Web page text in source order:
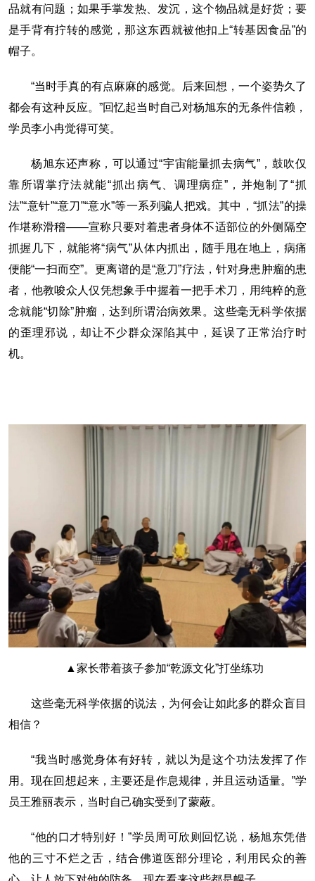
品就有问题；如果手掌发热、发沉，这个物品就是好货；要
是手背有拧转的感觉，那这东西就被他扣上“转基因食品”的
帽子。
“当时手真的有点麻麻的感觉。后来回想，一个姿势久了
都会有这种反应。”回忆起当时自己对杨旭东的无条件信赖，
学员李小冉觉得可笑。
杨旭东还声称，可以通过“宇宙能量抓去病气”，鼓吹仅
靠所谓掌疗法就能“抓出病气、调理病症”，并炮制了“抓
法”“意针”“意刀”“意水”等一系列骗人把戏。其中，“抓法”的操
作堪称滑稽——宣称只要对着患者身体不适部位的外侧隔空
抓握几下，就能将“病气”从体内抓出，随手甩在地上，病痛
便能“一扫而空”。更离谱的是“意刀”疗法，针对身患肿瘤的患
者，他教唆众人仅凭想象手中握着一把手术刀，用纯粹的意
念就能“切除”肿瘤，达到所谓治病效果。这些毫无科学依据
的歪理邪说，却让不少群众深陷其中，延误了正常治疗时
机。
▲家长带着孩子参加“乾源文化”打坐练功
这些毫无科学依据的说法，为何会让如此多的群众盲目
相信？
“我当时感觉身体有好转，就以为是这个功法发挥了作
用。现在回想起来，主要还是作息规律，并且运动适量。”学
员王雅丽表示，当时自己确实受到了蒙蔽。
“他的口才特别好！”学员周可欣则回忆说，杨旭东凭借
他的三寸不烂之舌，结合佛道医部分理论，利用民众的善